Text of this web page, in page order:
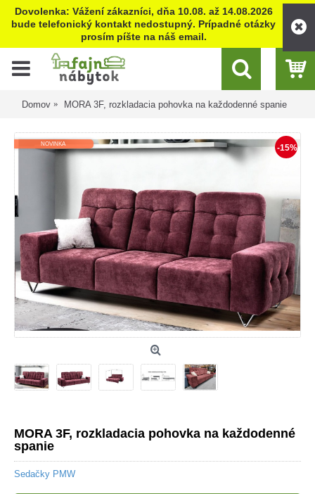
Dovolenka: Vážení zákazníci, dňa 10.08. až 14.08.2026
bude telefonický kontakt nedostupný. Prípadné otázky
prosím píšte na náš email.
Domov MORA 3F, rozkladacia pohovka na každodenné spanie
-15%
NOVINKA
MORA 3F, rozkladacia pohovka na každodenné
spanie
Sedačky PMW